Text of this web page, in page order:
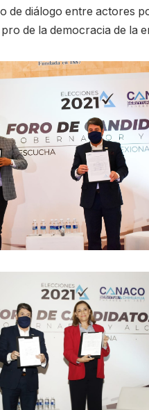
de diálogo entre actores
de la democracia de la